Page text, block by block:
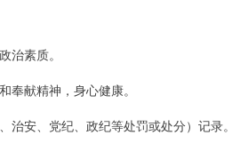
治素质。
献精神，身心健康。
安、党纪、政纪等处罚或处分）记录。